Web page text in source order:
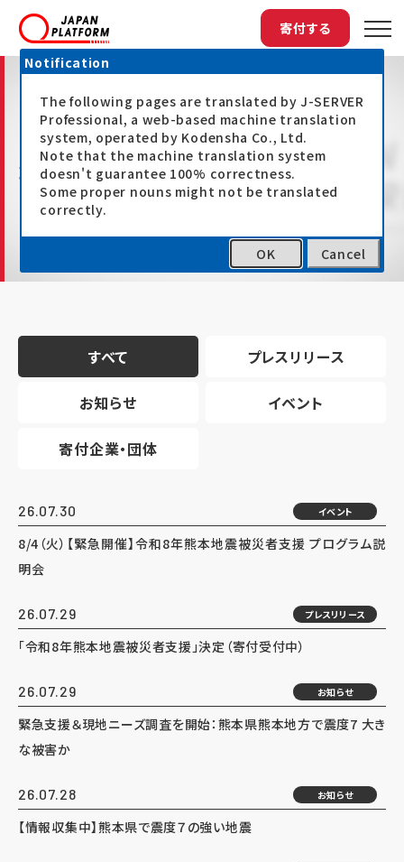
寄付する
最新情報
すべて プレスリリース
お知らせ イベント
寄付企業・団体
26.07.30 イベント
8/4（火）【緊急開催】令和8年熊本地震被災者支援 プログラム説
明会
26.07.29 プレスリリース
「令和8年熊本地震被災者支援」決定（寄付受付中）
26.07.29 お知らせ
緊急支援＆現地ニーズ調査を開始：熊本県熊本地方で震度7 大き
な被害か
26.07.28 お知らせ
【情報収集中】熊本県で震度７の強い地震
Notification
The following pages are translated by J-SERVER
Professional, a web-based machine translation
system, operated by Kodensha Co., Ltd.
Note that the machine translation system
doesn't guarantee 100% correctness.
Some proper nouns might not be translated
correctly.
OK Cancel